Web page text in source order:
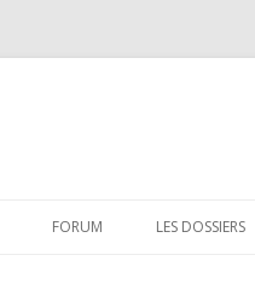
FORUM LES DOSSIERS